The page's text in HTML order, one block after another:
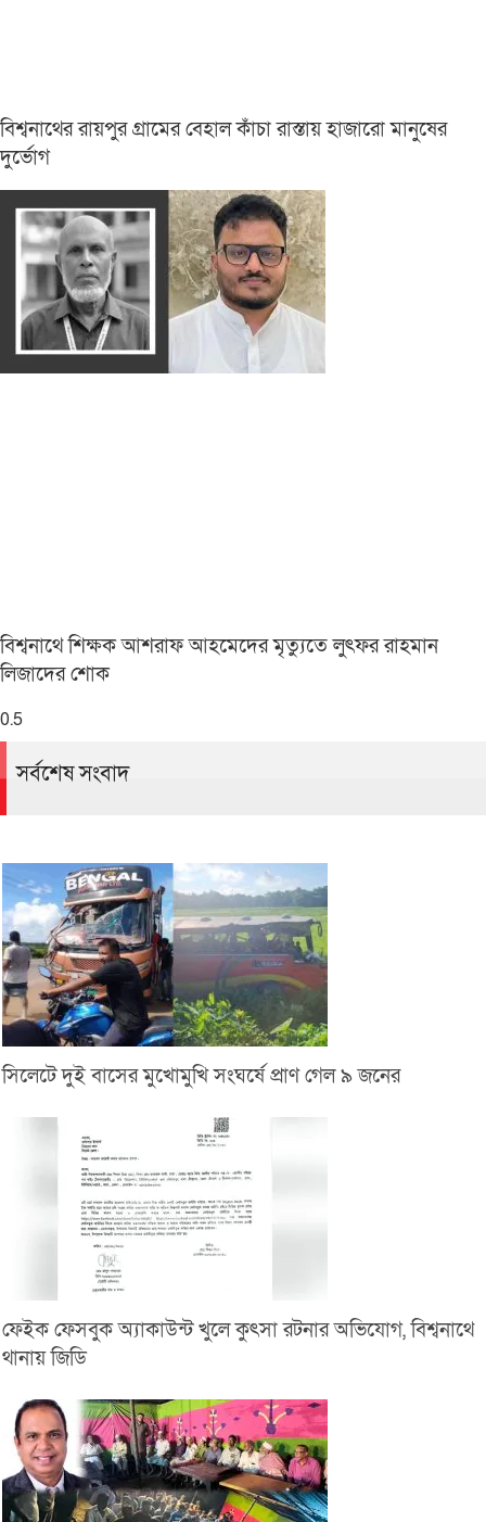
বিশ্বনাথের রায়পুর গ্রামের বেহাল কাঁচা রাস্তায় হাজারো মানুষের
দুর্ভোগ
বিশ্বনাথে শিক্ষক আশরাফ আহমেদের মৃত্যুতে লুৎফর রাহমান
লিজাদের শোক
সর্বশেষ সংবাদ
সিলেটে দুই বাসের মুখোমুখি সংঘর্ষে প্রাণ গেল ৯ জনের
ফেইক ফেসবুক অ্যাকাউন্ট খুলে কুৎসা রটনার অভিযোগ, বিশ্বনাথে
থানায় জিডি